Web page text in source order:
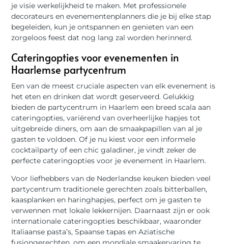
je visie werkelijkheid te maken. Met professionele
decorateurs en evenementenplanners die je bij elke stap
begeleiden, kun je ontspannen en genieten van een
zorgeloos feest dat nog lang zal worden herinnerd.
Cateringopties voor evenementen in
Haarlemse partycentrum
Een van de meest cruciale aspecten van elk evenement is
het eten en drinken dat wordt geserveerd. Gelukkig
bieden de partycentrum in Haarlem een breed scala aan
cateringopties, variërend van overheerlijke hapjes tot
uitgebreide diners, om aan de smaakpapillen van al je
gasten te voldoen. Of je nu kiest voor een informele
cocktailparty of een chic galadiner, je vindt zeker de
perfecte cateringopties voor je evenement in Haarlem.
Voor liefhebbers van de Nederlandse keuken bieden veel
partycentrum traditionele gerechten zoals bitterballen,
kaasplanken en haringhapjes, perfect om je gasten te
verwennen met lokale lekkernijen. Daarnaast zijn er ook
internationale cateringopties beschikbaar, waaronder
Italiaanse pasta’s, Spaanse tapas en Aziatische